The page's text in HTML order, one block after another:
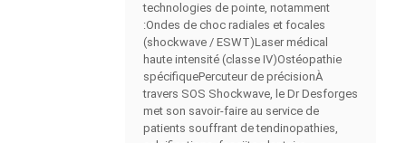
technologies de pointe, notamment
:Ondes de choc radiales et focales
(shockwave / ESWT)Laser médical
haute intensité (classe IV)Ostéopathie
spécifiquePercuteur de précisionÀ
travers SOS Shockwave, le Dr Desforges
met son savoir-faire au service de
patients souffrant de tendinopathies,